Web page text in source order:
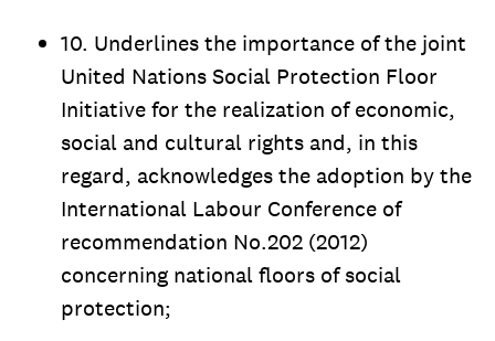
10. Underlines the importance of the joint
United Nations Social Protection Floor
Initiative for the realization of economic,
social and cultural rights and, in this
regard, acknowledges the adoption by the
International Labour Conference of
recommendation No.202 (2012)
concerning national floors of social
protection;